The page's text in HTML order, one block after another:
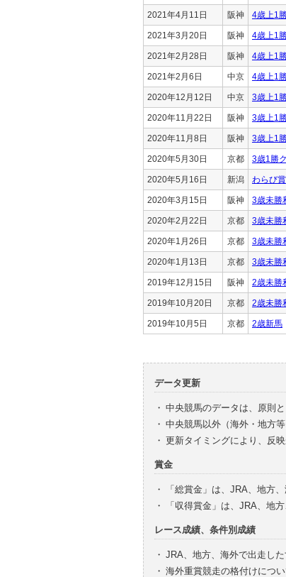
2021年4月11日 阪神 4歳上1
2021年3月20日 阪神 4歳上1
2021年2月28日 阪神 4歳上1
2021年2月6日 中京 4歳上1
2020年12月12日 中京 3歳上1
2020年11月22日 阪神 3歳上1
2020年11月8日 阪神 3歳上1
2020年5月30日 京都 3歳1勝
2020年5月16日 新潟 わらび賞
2020年3月15日 阪神 3歳未勝
2020年2月22日 京都 3歳未勝
2020年1月26日 京都 3歳未勝
2020年1月13日 京都 3歳未勝
2019年12月15日 阪神 2歳未勝
2019年10月20日 京都 2歳未勝
2019年10月5日 京都 2歳新馬
データ更新
・ 中央競馬のデータは、原則
・ 中央競馬以外（海外・地方
・ 更新タイミングにより、反
賞金
・
「総賞金」は、JRA、地方
・
「収得賞金」は、JRA、地
レース成績、条件別成績
・ JRA、地方、海外で出走し
・ 海外重賞競走の格付けにつ